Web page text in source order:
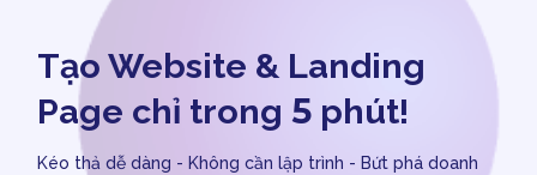
Tạo Website & Landing
Page chỉ trong 5 phút!
Kéo thả dễ dàng - Không cần lập trình - Bứt phá doanh